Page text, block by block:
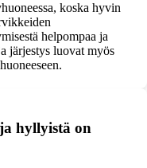
koska hyvin
helpompaa ja
järjestys luovat myös
hyllyistä on